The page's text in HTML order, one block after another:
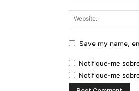
Save my name,
Notifique-me
Notifique-me